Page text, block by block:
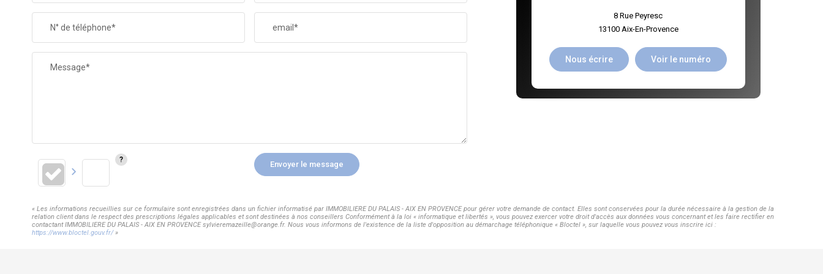
N° de téléphone* email*
Message*
Envoyer le message
8 Rue Peyresc
13100 Aix-En-Provence
Nous écrire Voir le numéro
« Les informations recueillies sur ce formulaire sont enregistrées dans un fichier informatisé par IMMOBILIERE DU PALAIS - AIX EN PROVENCE pour gérer votre demande de contact. Elles sont conservées pour la durée nécessaire à la gestion de la
relation client dans le respect des prescriptions légales applicables et sont destinées à nos conseillers Conformément à la loi « informatique et libertés », vous pouvez exercer votre droit d'accès aux données vous concernant et les faire rectifier en
contactant IMMOBILIERE DU PALAIS - AIX EN PROVENCE sylvieremazeille@orange.fr. Nous vous informons de l'existence de la liste d'opposition au démarchage téléphonique « Bloctel », sur laquelle vous pouvez vous inscrire ici :
https://www.bloctel.gouv.fr/»